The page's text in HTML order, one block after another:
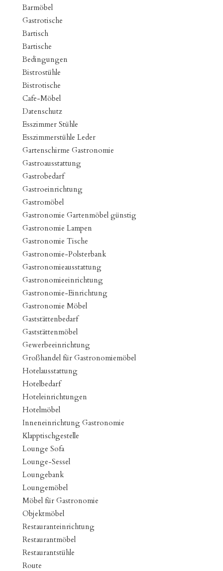
Barmöbel
Gastrotische
Bartisch
Bartische
Bedingungen
Bistrostühle
Bistrotische
Cafe-Möbel
Datenschutz
Esszimmer Stühle
Esszimmerstühle Leder
Gartenschirme Gastronomie
Gastroausstattung
Gastrobedarf
Gastroeinrichtung
Gastromöbel
Gastronomie Gartenmöbel günstig
Gastronomie Lampen
Gastronomie Tische
Gastronomie-Polsterbank
Gastronomieausstattung
Gastronomieeinrichtung
Gastronomie-Einrichtung
Gastronomie Möbel
Gaststättenbedarf
Gaststättenmöbel
Gewerbeeinrichtung
Großhandel für Gastronomiemöbel
Hotelausstattung
Hotelbedarf
Hoteleinrichtungen
Hotelmöbel
Inneneinrichtung Gastronomie
Klapptischgestelle
Lounge Sofa
Lounge-Sessel
Loungebank
Loungemöbel
Möbel für Gastronomie
Objektmöbel
Restauranteinrichtung
Restaurantmöbel
Restaurantstühle
Route